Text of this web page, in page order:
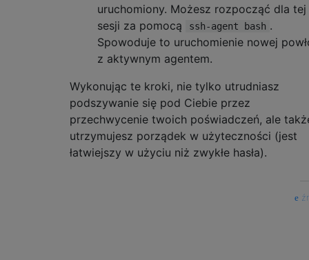
uruchomiony. Możesz rozpocząć dla tej
sesji za pomocą
ssh-agent bash .
Spowoduje to uruchomienie nowej
z aktywnym agentem.
Wykonując te kroki, nie tylko utrudniasz
podszywanie się pod Ciebie przez
przechwycenie twoich poświadczeń, ale
utrzymujesz porządek w użyteczności (jest
łatwiejszy w użyciu niż zwykłe hasła).